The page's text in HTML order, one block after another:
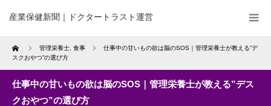
産業保健新聞｜ドクタートラスト運営
Home 管理栄養士 食事
仕事中の甘いもの欲は脳のSOS｜管理栄養士が教える”デ
スクおやつ”の選び方
仕事中の甘いもの欲は脳のSOS｜管理栄養士が教える”デス
クおやつ”の選び方